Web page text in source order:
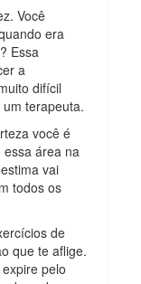
Você
era
Essa
a
difícil
terapeuta.
você é
área na
vai
todos os
de
que te aflige.
pelo